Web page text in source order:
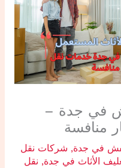
في جدة –
منافسة
في جدة, شركات نقل
الأثاث في جدة, نقل